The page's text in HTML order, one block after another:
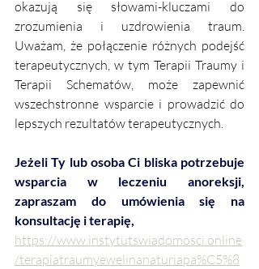
okazują się słowami-kluczami do
zrozumienia i uzdrowienia traum.
Uważam, że połączenie różnych podejść
terapeutycznych, w tym Terapii Traumy i
Terapii Schematów, może zapewnić
wszechstronne wsparcie i prowadzić do
lepszych rezultatów terapeutycznych.
Jeżeli Ty lub osoba Ci bliska potrzebuje
wsparcia w leczeniu anoreksji,
zapraszam do umówienia się na
konsultację i terapię,
https://www.instytutswiadomosci.online
/terapiatraumyewelinanaturiapa%C5%8